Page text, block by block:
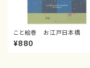
こと絵巻 お江戸日本橋
¥880